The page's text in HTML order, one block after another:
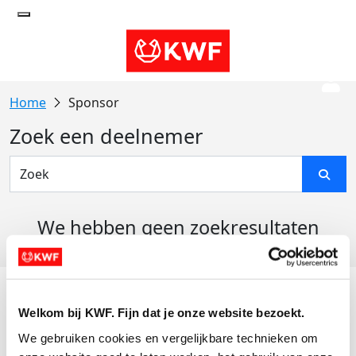
Welkom bij KWF. Fijn dat je onze website bezoekt.
We gebruiken cookies en vergelijkbare technieken om
Sponsor
Zoek een deelnemer
We hebben geen zoekresultaten
Actiematerialen
Evenementen